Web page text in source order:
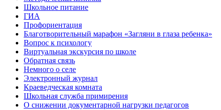
Школьное питание
ГИА
Профориентация
Благотворительный марафон «Загляни в глаза ребенка»
Вопрос к психологу
Виртуальная экскурсия по школе
Обратная связь
Немного о селе
Электронный журнал
Краеведческая комната
Школьная служба примирения
О снижении документарной нагрузки педагогов